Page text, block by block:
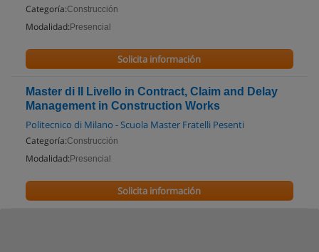
Categoría:Construcción
Modalidad: Presencial
Solicita información
Master di II Livello in Contract, Claim and Delay
Management in Construction Works
Politecnico di Milano - Scuola Master Fratelli Pesenti
Categoría:Construcción
Modalidad: Presencial
Solicita información